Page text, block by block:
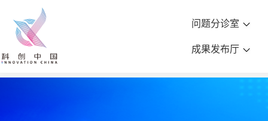
问题分诊室
成果发布厅